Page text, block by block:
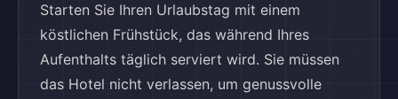
Starten Sie Ihren Urlaubstag mit einem
köstlichen Frühstück, das während Ihres
Aufenthalts täglich serviert wird. Sie müssen
das Hotel nicht verlassen, um genussvolle